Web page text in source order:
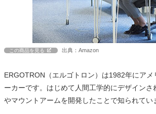
この商品を見る 出典：Amazon
ERGOTRON（エルゴトロン）は1982年にアメ
ーカーです。はじめて人間工学的にデザインさ
やマウントアームを開発したことで知られてい